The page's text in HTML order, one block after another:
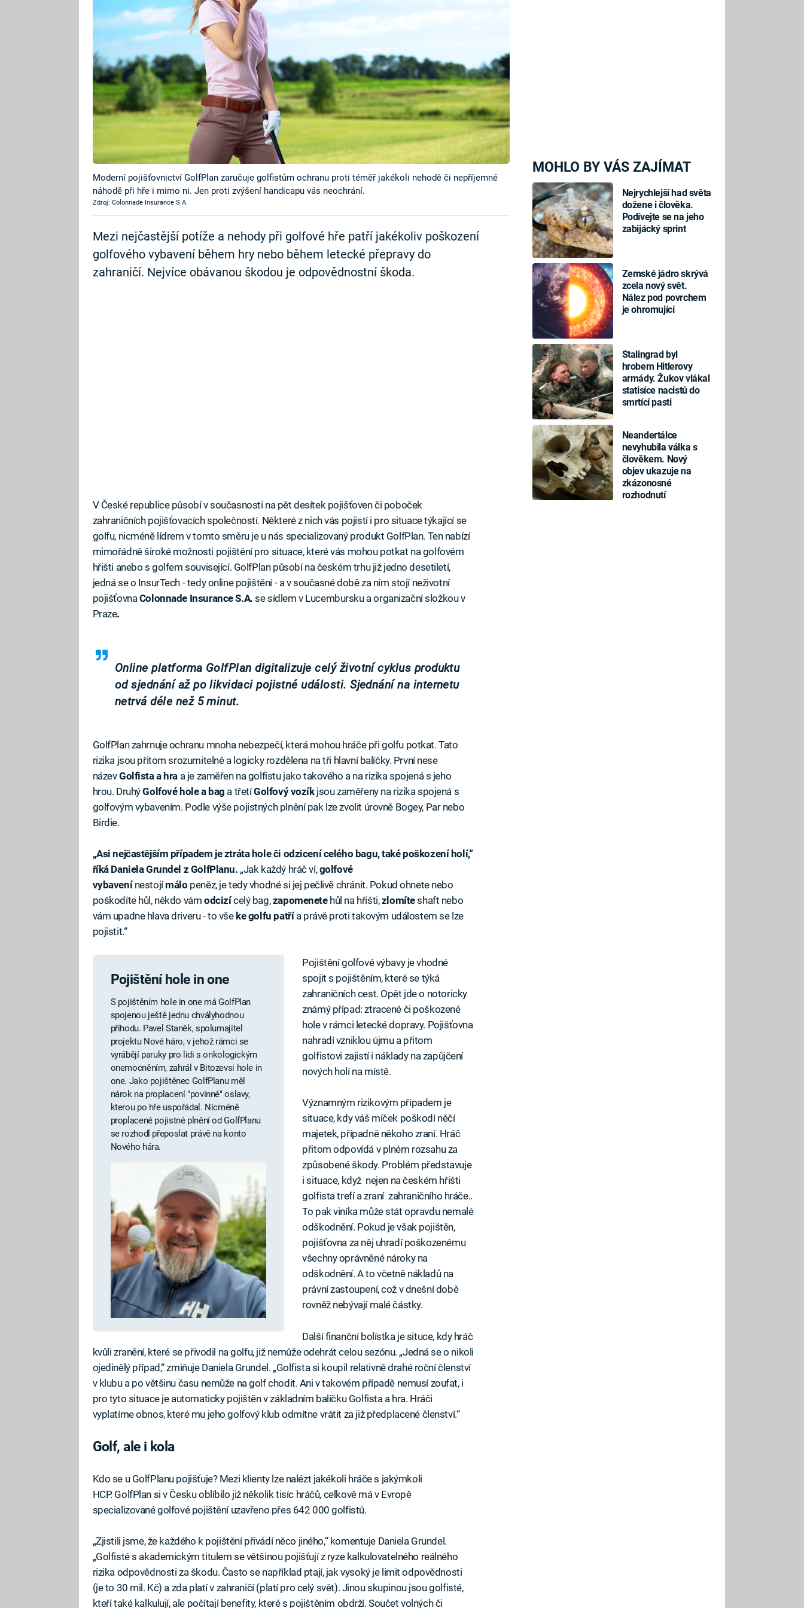
MOHLO BY VÁS ZAJÍMAT
Nejrychlejší had světa
dožene i člověka.
Podívejte se na jeho
zabijácký sprint
Zemské jádro skrývá
zcela nový svět.
Nález pod povrchem
je ohromující
Stalingrad byl
hrobem Hitlerovy
armády. Žukov vlákal
statisíce nacistů do
smrtící pasti
Neandertálce
nevyhubila válka s
člověkem. Nový
objev ukazuje na
zkázonosné
rozhodnutí
Moderní pojišťovnictví GolfPlan zaručuje golfistům ochranu proti téměř jakékoli nehodě či nepříjemné
náhodě při hře i mimo ni. Jen proti zvýšení handicapu vás neochrání.
Zdroj: Colonnade Insurance S.A.
Mezi nejčastější potíže a nehody při golfové hře patří jakékoliv poškození
golfového vybavení během hry nebo během letecké přepravy do
zahraničí. Nejvíce obávanou škodou je odpovědnostní škoda.
V České republice působí v současnosti na pět desítek pojišťoven či poboček
zahraničních pojišťovacích společností. Některé z nich vás pojistí i pro situace týkající se
golfu, nicméně lídrem v tomto směru je u nás specializovaný produkt GolfPlan. Ten nabízí
mimořádně široké možnosti pojištění pro situace, které vás mohou potkat na golfovém
hřišti anebo s golfem související. GolfPlan působí na českém trhu již jedno desetiletí,
jedná se o InsurTech - tedy online pojištění - a v současné době za ním stojí neživotní
pojišťovna Colonnade Insurance S.A. se sídlem v Lucembursku a organizační složkou v
Praze.
Online platforma GolfPlan digitalizuje celý životní cyklus produktu
od sjednání až po likvidaci pojistné události. Sjednání na internetu
netrvá déle než 5 minut.
GolfPlan zahrnuje ochranu mnoha nebezpečí, která mohou hráče při golfu potkat. Tato
rizika jsou přitom srozumitelně a logicky rozdělena na tři hlavní balíčky. První nese
názevGolfista a hra a je zaměřen na golfistu jako takového a na rizika spojená s jeho
hrou. DruhýGolfové hole a bag a třetíGolfový vozík jsou zaměřeny na rizika spojená s
golfovým vybavením. Podle výše pojistných plnění pak lze zvolit úrovně Bogey, Par nebo
Birdie.
„Asi nejčastějším případem je ztráta hole či odzicení celého bagu, také poškození holí,“
říká Daniela Grundel z GolfPlanu. „Jak každý hráč ví,golfové
vybavenínestojímálo peněz, je tedy vhodné si jej pečlivě chránit. Pokud ohnete nebo
poškodíte hůl, někdo vám odcizícelý bag,zapomenetehůl na hřišti,zlomíteshaft nebo
vám upadne hlava driveru - to vše kegolfu patřía právě proti takovým událostem se lze
pojistit.“
Pojištění hole in one
S pojištěním hole in one má GolfPlan
spojenou ještě jednu chvályhodnou
příhodu. Pavel Staněk, spolumajitel
projektu Nové háro, v jehož rámci se
vyrábějí paruky pro lidi s onkologickým
onemocněním, zahrál v Bitozevsi hole in
one. Jako pojištěnec GolfPlanu měl
nárok na proplacení "povinné" oslavy,
kterou po hře uspořádal. Nicméně
proplacené pojistné plnění od GolfPlanu
se rozhodl přeposlat právě na konto
Nového hára.
Pojištění golfové výbavy je vhodné
spojit s pojištěním, které se týká
zahraničních cest. Opět jde o notoricky
známý případ: ztracené či poškozené
hole v rámci letecké dopravy. Pojišťovna
nahradí vzniklou újmu a přitom
golfistovi zajistí i náklady na zapůjčení
nových holí na místě.
Významným rizikovým případem je
situace, kdy váš míček poškodí něčí
majetek, případně někoho zraní. Hráč
přitom odpovídá v plném rozsahu za
způsobené škody. Problém představuje
i situace, když nejen na českém hřišti
golfista trefí a zraní zahraničního hráče..
To pak viníka může stát opravdu nemalé
odškodnění. Pokud je však pojištěn,
pojišťovna za něj uhradí poškozenému
všechny oprávněné nároky na
odškodnění. A to včetně nákladů na
právní zastoupení, což v dnešní době
rovněž nebývají malé částky.
Další finanční bolístka je situce, kdy hráč
kvůli zranění, které se přivodil na golfu, již nemůže odehrát celou sezónu. „Jedná se o nikoli
ojedinělý případ,“ zmiňuje Daniela Grundel. „Golfista si koupil relativně drahé roční členství
v klubu a po většinu času nemůže na golf chodit. Ani v takovém případě nemusí zoufat, i
pro tyto situace je automaticky pojištěn v základním balíčku Golfista a hra. Hráči
vyplatíme obnos, které mu jeho golfový klub odmítne vrátit za již předplacené členství.“
Golf, ale i kola
Kdo se u GolfPlanu pojišťuje? Mezi klienty lze nalézt jakékoli hráče s jakýmkoli
HCP. GolfPlan si v Česku oblíbilo již několik tisíc hráčů, celkově má v Evropě
specializované golfové pojištění uzavřeno přes 642 000 golfistů.
„Zjistili jsme, že každého k pojištění přivádí něco jiného,“ komentuje Daniela Grundel.
„Golfisté s akademickým titulem se většinou pojišťují z ryze kalkulovatelného reálného
rizika odpovědnosti za škodu. Často se například ptají, jak vysoký je limit odpovědnosti
(je to 30 mil. Kč) a zda platí v zahraničí (platí pro celý svět). Jinou skupinou jsou golfisté,
kteří také kalkulují, ale počítají benefity, které s pojištěním obdrží. Součet volných či